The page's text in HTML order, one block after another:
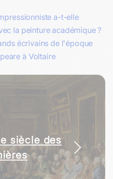
a-t-elle
la peinture académique ?
écrivains de l'époque
à Voltaire
siècle des